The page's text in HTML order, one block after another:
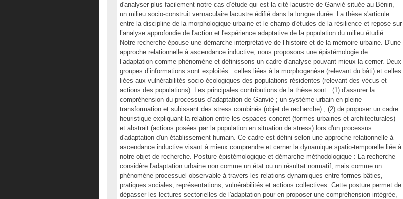
d'analyser plus facilement notre cas d’étude qui est la cité lacustre de Ganvié située au Bénin,
un milieu socio-construit vernaculaire lacustre édifié dans la longue durée. La thèse s'articule
entre la discipline de la morphologique urbaine et le champ d'études de la résilience et repose sur
l’analyse approfondie de l'action et l'expérience adaptative de la population du milieu étudié.
Notre recherche épouse une démarche interprétative de l’histoire et de la mémoire urbaine. D'une
approche relationnelle à ascendance inductive, nous proposons une épistémologie de
l’adaptation comme phénomène et définissons un cadre d'analyse pouvant mieux la cerner. Deux
groupes d’informations sont exploités : celles liées à la morphogenèse (relevant du bâti) et celles
liées aux vulnérabilités socio-écologiques des populations résidentes (relevant des vécus et
actions des populations). Les principales contributions de la thèse sont : (1) d'assurer la
compréhension du processus d’adaptation de Ganvié ; un système urbain en pleine
transformation et subissant des stress combinés (objet de recherche) ; (2) de proposer un cadre
heuristique expliquant la relation entre les espaces concret (formes urbaines et architecturales)
et abstrait (actions posées par la population en situation de stress) lors d'un processus
d'adaptation d'un établissement humain. Ce cadre est défini selon une approche relationnelle à
ascendance inductive visant à mieux comprendre et cerner la dynamique spatio-temporelle liée à
notre objet de recherche. Posture épistémologique et démarche méthodologique : La recherche
considère l'adaptation urbaine non comme un état ou un résultat normatif, mais comme un
phénomène processuel observable à travers les relations dynamiques entre formes bâties,
pratiques sociales, représentations, vulnérabilités et actions collectives. Cette posture permet de
dépasser les lectures sectorielles de l'adaptation pour en proposer une compréhension intégrée,